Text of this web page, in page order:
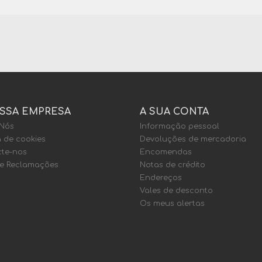
EMPRESA
de cookies
nos
Reclamações
A SUA CONTA
Informação pessoal
Devoluções de mercadoria
Encomendas
Notas de crédito
Endereços
Vales de desconto
Os meus alertas